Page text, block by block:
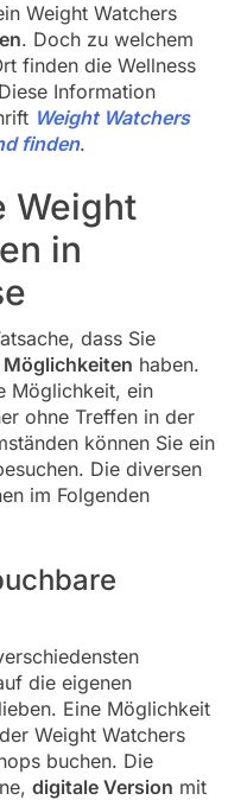
Weight Watchers
. Doch zu welchem
finden die Wellness
Information
Weight Watchers
finden.
Weight
in
dass Sie
haben.
Möglichkeit, ein
ohne Treffen in der
können Sie ein
Die diversen
im Folgenden
die eigenen
Eine Möglichkeit
Weight Watchers
buchen. Die
digitale Version mit